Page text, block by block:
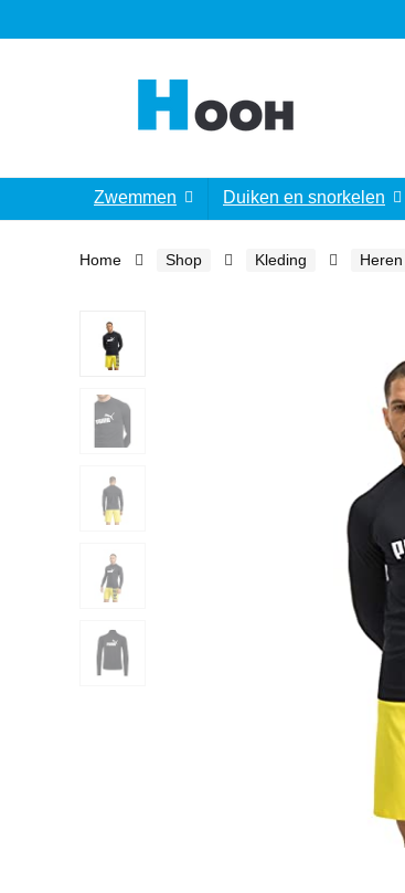
Zwemmen Duiken en snorkelen
Home Shop Kleding Heren